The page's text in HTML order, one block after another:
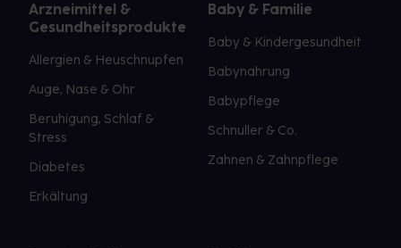
Arzneimittel &
Gesundheitsprodukte
Allergien & Heuschnupfen
Auge, Nase & Ohr
Beruhigung, Schlaf &
Stress
Diabetes
Erkältung
Baby & Familie
Baby & Kindergesundheit
Babynahrung
Babypflege
Schnuller & Co.
Zahnen & Zahnpflege